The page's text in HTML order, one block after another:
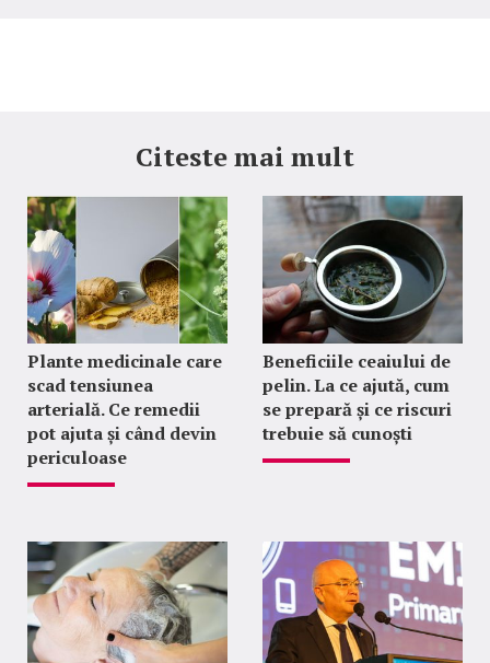
Citeste mai mult
Plante medicinale care
scad tensiunea
arterială. Ce remedii
pot ajuta și când devin
periculoase
Beneficiile ceaiului de
pelin. La ce ajută, cum
se prepară și ce riscuri
trebuie să cunoști